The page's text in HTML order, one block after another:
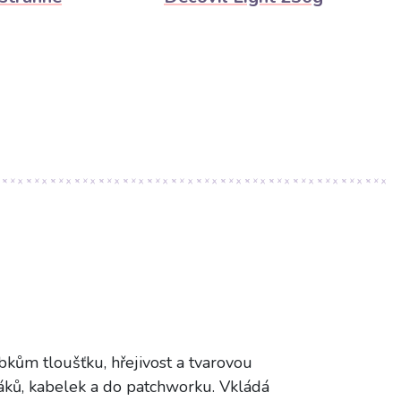
tloušťku, hřejivost a tvarovou
kabelek a do patchworku. Vkládá